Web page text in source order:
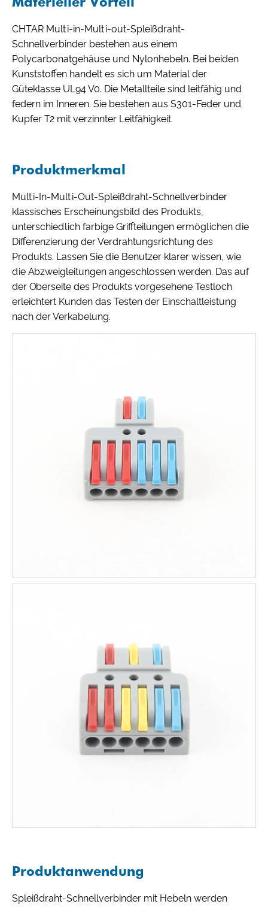
CHTAR Multi-in-Multi-out-Spleißdraht-
Schnellverbinder bestehen aus einem
Polycarbonatgehäuse und Nylonhebeln. Bei beiden
Kunststoffen handelt es sich um Material der
Güteklasse UL94 V0. Die Metallteile sind leitfähig und
federn im Inneren. Sie bestehen aus S301-Feder und
Kupfer T2 mit verzinnter Leitfähigkeit.
Produktmerkmal
Multi-In-Multi-Out-Spleißdraht-Schnellverbinder
klassisches Erscheinungsbild des Produkts,
unterschiedlich farbige Griffteilungen ermöglichen die
Differenzierung der Verdrahtungsrichtung des
Produkts. Lassen Sie die Benutzer klarer wissen, wie
die Abzweigleitungen angeschlossen werden. Das auf
der Oberseite des Produkts vorgesehene Testloch
erleichtert Kunden das Testen der Einschaltleistung
nach der Verkabelung.
Produktanwendung
Spleißdraht-Schnellverbinder mit Hebeln werden